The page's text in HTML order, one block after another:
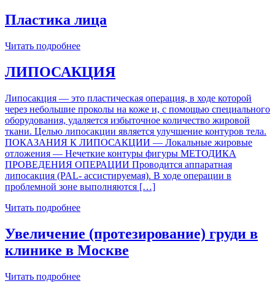
Пластика лица
Читать подробнее
ЛИПОСАКЦИЯ
Липосакция — это пластическая операция, в ходе которой
через небольшие проколы на коже и, с помощью специального
оборудования, удаляется избыточное количество жировой
ткани. Целью липосакции является улучшение контуров тела.
ПОКАЗАНИЯ К ЛИПОСАКЦИИ — Локальные жировые
отложения — Нечеткие контуры фигуры МЕТОДИКА
ПРОВЕДЕНИЯ ОПЕРАЦИИ Проводится аппаратная
липосакция (PAL- ассистируемая). В ходе операции в
проблемной зоне выполняются […]
Читать подробнее
Увеличение (протезирование) груди в
клинике в Москве
Читать подробнее